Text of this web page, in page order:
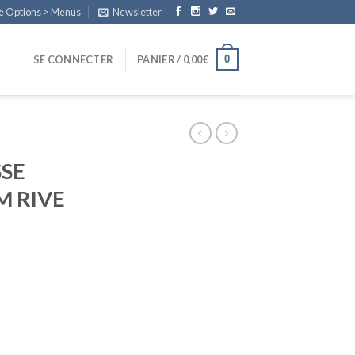
Options > Menus Newsletter
SE CONNECTER PANIER / 0,00€ 0
RIVE